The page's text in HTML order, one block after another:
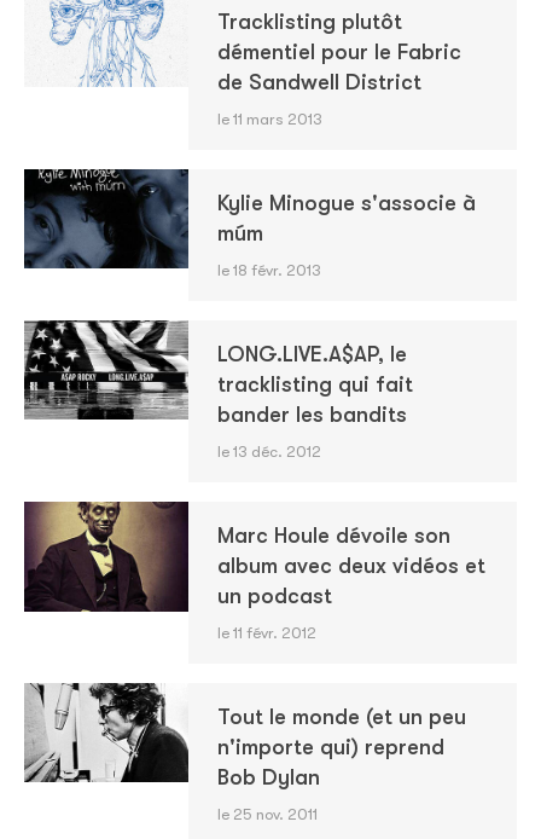
Tracklisting plutôt
démentiel pour le Fabric
de Sandwell District
le 11 mars 2013
Kylie Minogue s'associe à
múm
le 18 févr. 2013
LONG.LIVE.A$AP, le
tracklisting qui fait
bander les bandits
le 13 déc. 2012
Marc Houle dévoile son
album avec deux vidéos et
un podcast
le 11 févr. 2012
Tout le monde (et un peu
n'importe qui) reprend
Bob Dylan
le 25 nov. 2011